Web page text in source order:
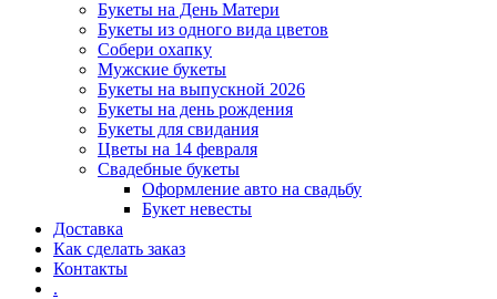
Букеты на День Матери
Букеты из одного вида цветов
Собери охапку
Мужские букеты
Букеты на выпускной 2026
Букеты на день рождения
Букеты для свидания
Цветы на 14 февраля
Свадебные букеты
Оформление авто на свадьбу
Букет невесты
Доставка
Как сделать заказ
Контакты
.